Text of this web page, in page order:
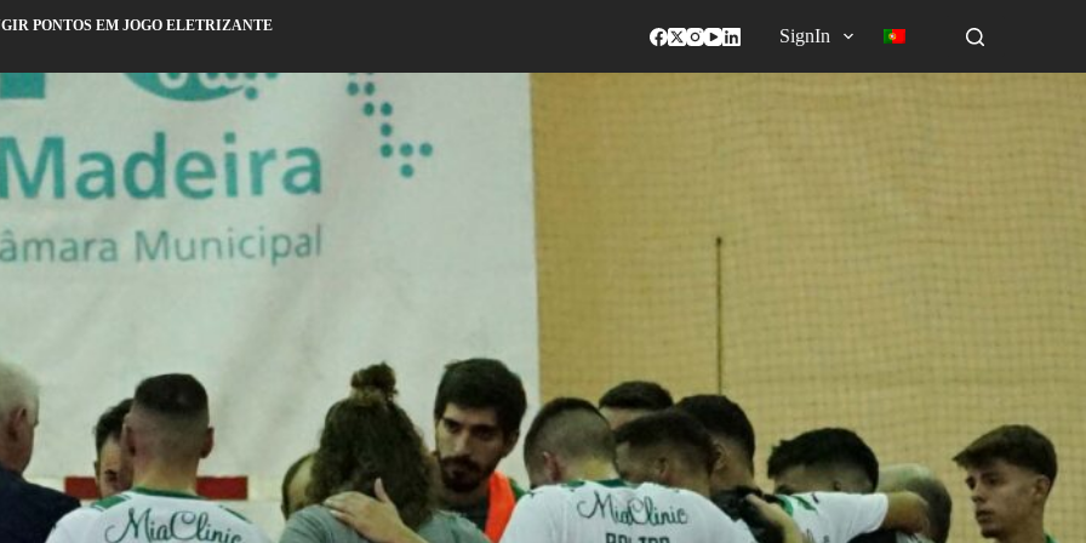
PONTOS EM JOGO ELETRIZANTE
SignIn